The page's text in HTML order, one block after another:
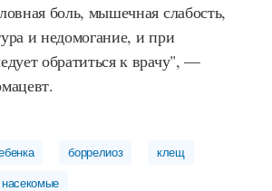
боль, мышечная слабость,
и недомогание, и при
обратиться к врачу", —
боррелиоз клещ
насекомые